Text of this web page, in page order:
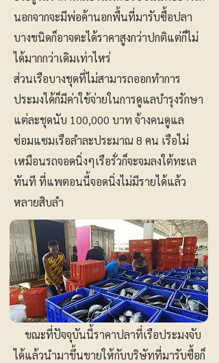
นอกจากจะมีพ่อค้านอกพื้นที่มารับซื้อปลา
บางชนิดก็อาจตะได้ราคาสูงกว่าปกติแต่ก็ไม่
ได้มากกว่าเดิมเท่าไหร่
ส่วนเรือบางชุดที่ไม่สามารถออกทำการ
ประมงได้ก็มีค่าใข้จ่ายในการดูแลบำรุงรักษา
แต่ละชุดนับ 100,000 บาท จ้างคนดูแล
ซ่อมแซมเรือลำละประมาณ 8 คน เรือไม่
เหมือนรถจอดนิ่งๆเรือรั่วก็จะจมลงใต้ทะเล
ทันที ที่แพตอนนี้จอดนิ่งไม่มีรายได้แล้ว
หลายสิบลำ
ขณะที่ปัจจุบันนี้ราคาปลาที่เรือประมงจับ
ได้แล้วนำมาขึ้นขายให้กับบริษัทที่มารับซื้อก็